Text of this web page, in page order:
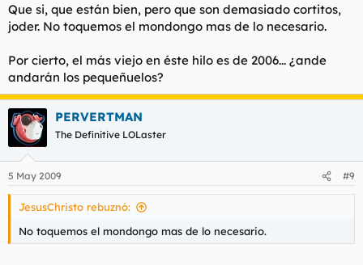
Que si, que están bien, pero que son demasiado cortitos,
joder. No toquemos el mondongo mas de lo necesario.
Por cierto, el más viejo en éste hilo es de 2006... ¿ande
andarán los pequeñuelos?
PERVERTMAN
The Definitive LOLaster
5 May 2009 #9
JesusChristo rebuznó:
No toquemos el mondongo mas de lo necesario.